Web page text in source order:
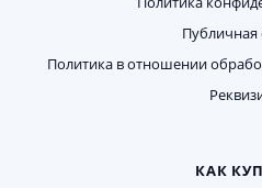
Публичная
Политика в отношении
КАК